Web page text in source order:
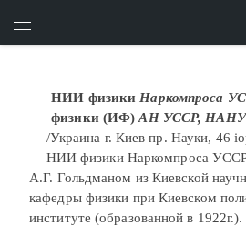
ИНСТИТУТЫ АН "Н"
НИИ физики Наркомпроса
физики (ИФ)АН УССР, НАНУ
/Украина г. Киев пр. Науки, 46
НИИ физики Наркомпроса УССР
А.Г. Гольдманом из Киевской
кафедры физики при Киевском
институте (образованной в